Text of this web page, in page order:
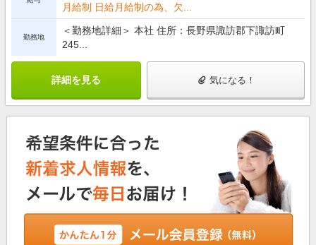
月給制 日給月給制の為、欠...
勤務地
＜勤務地詳細＞ 本社 住所：長野県諏訪郡下諏訪町
245...
詳細を見る 気になる！